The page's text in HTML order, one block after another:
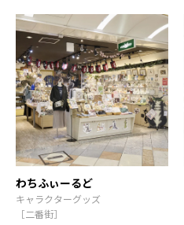
わちふぃーるど
キャラクターグッズ
［二番街］